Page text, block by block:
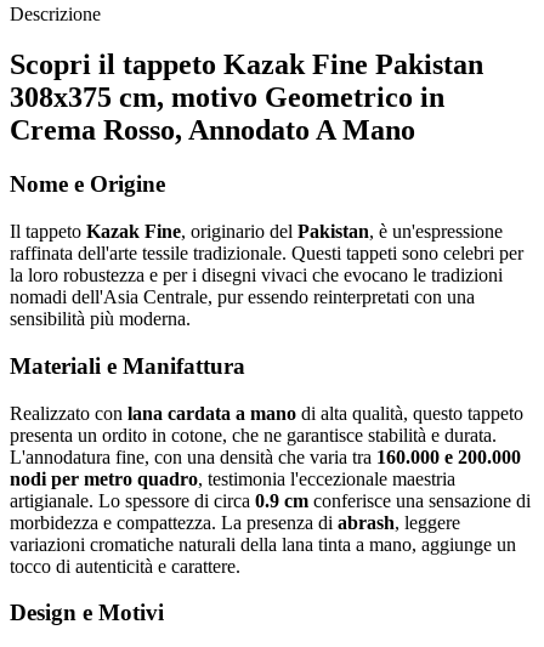
Descrizione
Scopri il tappeto Kazak Fine Pakistan
308x375 cm, motivo Geometrico in
Crema Rosso, Annodato A Mano
Nome e Origine
Il tappeto Kazak Fine, originario del Pakistan, è un'espressione
raffinata dell'arte tessile tradizionale. Questi tappeti sono celebri per
la loro robustezza e per i disegni vivaci che evocano le tradizioni
nomadi dell'Asia Centrale, pur essendo reinterpretati con una
sensibilità più moderna.
Materiali e Manifattura
Realizzato con lana cardata a mano di alta qualità, questo tappeto
presenta un ordito in cotone, che ne garantisce stabilità e durata.
L'annodatura fine, con una densità che varia tra 160.000 e 200.000
nodi per metro quadro, testimonia l'eccezionale maestria
artigianale. Lo spessore di circa 0.9 cm conferisce una sensazione di
morbidezza e compattezza. La presenza di abrash, leggere
variazioni cromatiche naturali della lana tinta a mano, aggiunge un
tocco di autenticità e carattere.
Design e Motivi